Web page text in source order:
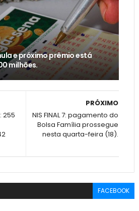
e próximo prêmio está
milhões.
PRÓXIMO
NIS FINAL 7: pagamento do
Bolsa Família prossegue
nesta quarta-feira (18).
255
FACEBOOK